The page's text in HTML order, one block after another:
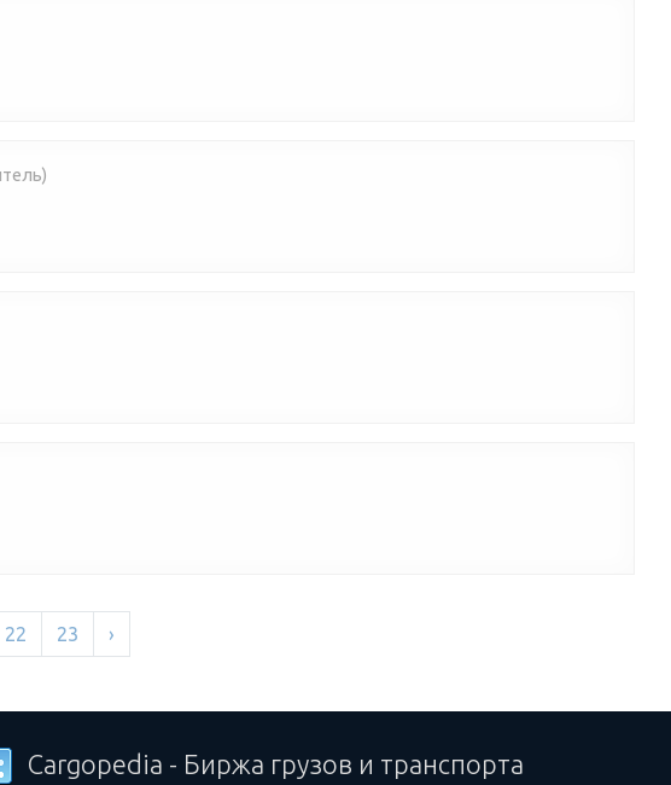
22 23 ›
Cargopedia - Биржа грузов и транспорта